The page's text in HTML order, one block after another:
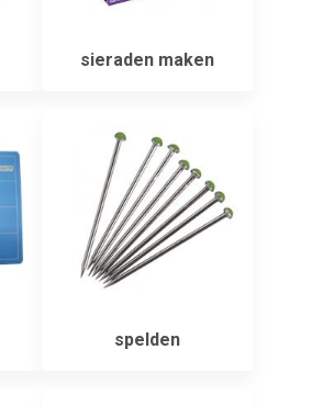
sieraden maken
spelden